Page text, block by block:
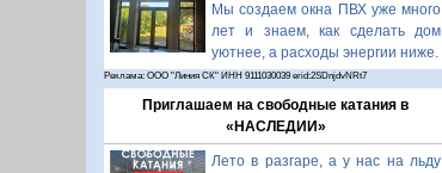
Мы создаем окна ПВХ уже много
лет и знаем, как сделать дом
уютнее, а расходы энергии ниже.
Реклама: ООО "Линия СК" ИНН 9111030039 erid:2SDnjdvNRt7
Приглашаем на свободные катания в
«НАСЛЕДИИ»
Лето в разгаре, а у нас на льду